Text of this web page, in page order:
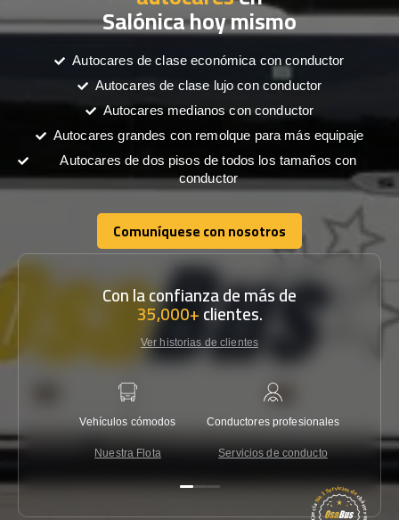
Salónica hoy mismo
Autocares de clase económica con conductor
Autocares de clase lujo con conductor
Autocares medianos con conductor
Autocares grandes con remolque para más equipaje
Autocares de dos pisos de todos los tamaños con
conductor
Comuníquese con nosotros
Comuníquese con nosotros
Con la confianza de más de
35,000+clientes.
Ver historias de clientes
Vehículos cómodos
Nuestra Flota
Conductores profesionales
Servicios de conducto